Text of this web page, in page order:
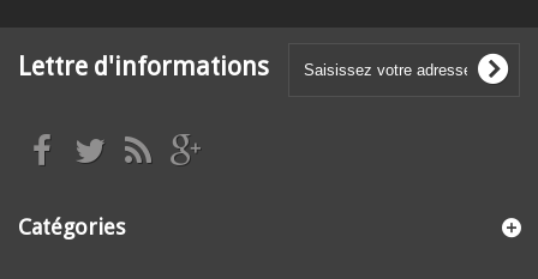
Lettre d'informations
Catégories